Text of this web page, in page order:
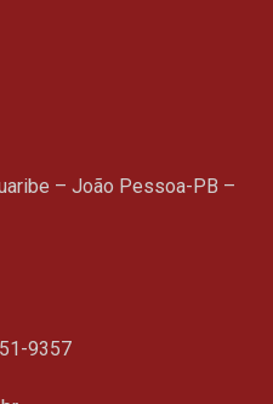
– João Pessoa-PB –
9357